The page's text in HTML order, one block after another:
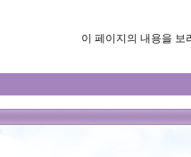
이 페이지의 내용을